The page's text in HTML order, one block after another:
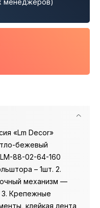
менеджеров)
«Lm Decor»
бежевый
88-02-64-160
– 1шт. 2.
механизм —
3. Крепежные
клейкая лента